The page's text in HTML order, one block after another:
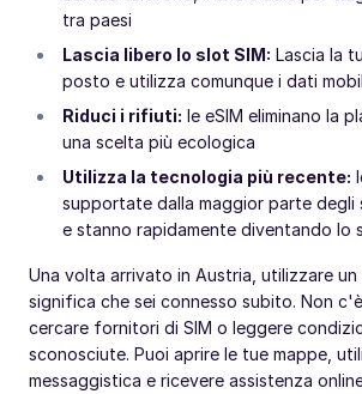
tra paesi
Lascia libero lo slot SIM: Lascia la
posto e utilizza comunque i dati
Riduci i rifiuti: le eSIM eliminano la
una scelta più ecologica
Utilizza la tecnologia più recente:
supportate dalla maggior parte degli
e stanno rapidamente diventando lo
Una volta arrivato in Austria, utilizzare un
significa che sei connesso subito. Non
cercare fornitori di SIM o leggere
sconosciute. Puoi aprire le tue mappe,
messaggistica e ricevere assistenza